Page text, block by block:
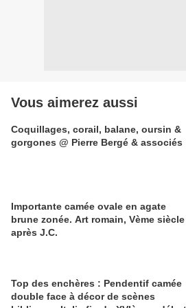
Vous aimerez aussi
Coquillages, corail, balane, oursin &
gorgones @ Pierre Bergé & associés
Importante camée ovale en agate
brune zonée. Art romain, Vème siècle
après J.C.
Top des enchères : Pendentif camée
double face à décor de scènes